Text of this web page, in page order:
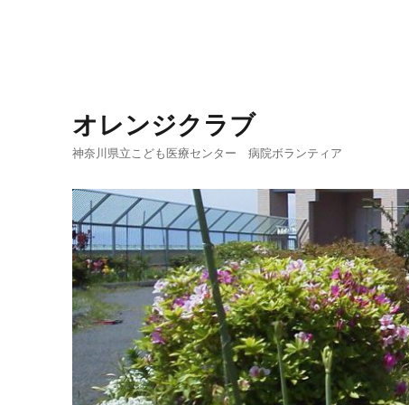
オレンジクラブ
神奈川県立こども医療センター 病院ボランティア